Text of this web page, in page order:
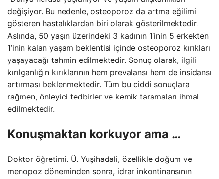
değişiyor. Bu nedenle, osteoporoz da artma eğilimi
gösteren hastalıklardan biri olarak gösterilmektedir.
Aslında, 50 yaşın üzerindeki 3 kadının 1’inin 5 erkekten
1’inin kalan yaşam beklentisi içinde osteoporoz kırıkları
yaşayacağı tahmin edilmektedir. Sonuç olarak, ilgili
kırılganlığın kırıklarının hem prevalansı hem de insidansı
artırması beklenmektedir. Tüm bu ciddi sonuçlara
rağmen, önleyici tedbirler ve kemik taramaları ihmal
edilmektedir.
Konuşmaktan korkuyor ama …
Doktor öğretimi. Ü. Yuşihadali, özellikle doğum ve
menopoz döneminden sonra, idrar inkontinansının